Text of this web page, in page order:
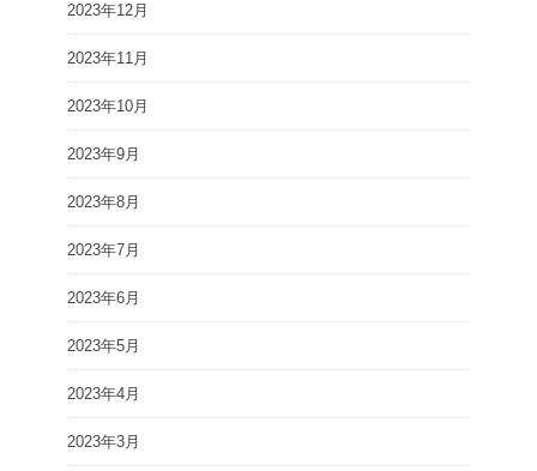
2023年12月
2023年11月
2023年10月
2023年9月
2023年8月
2023年7月
2023年6月
2023年5月
2023年4月
2023年3月